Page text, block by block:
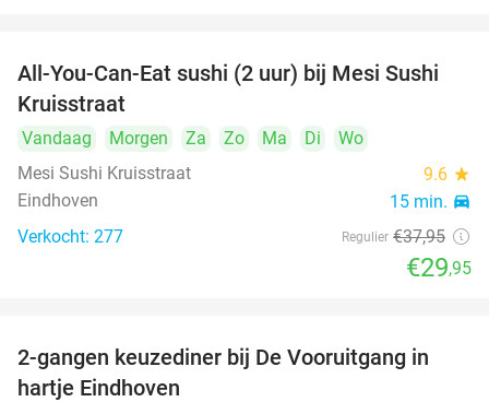
21%
All-You-Can-Eat sushi (2 uur) bij Mesi Sushi
Kruisstraat
Vandaag Morgen Za Zo Ma Di
Wo
Mesi Sushi Kruisstraat
9.6 star
Eindhoven 15 min. directions_car
Verkocht: 277 Regulier €37,95
€29,95
42%
2-gangen keuzediner bij De Vooruitgang in
hartje Eindhoven